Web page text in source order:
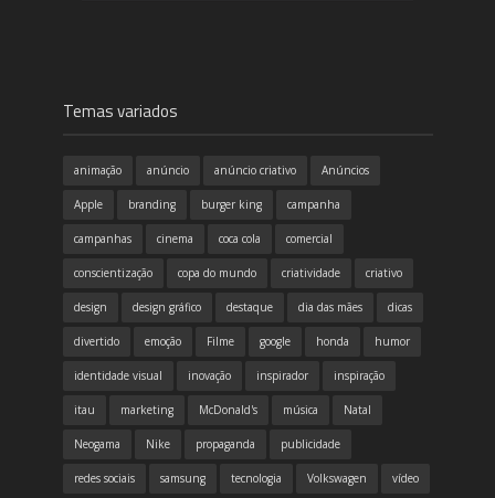
Temas variados
animação anúncio anúncio criativo Anúncios
Apple branding burger king campanha
campanhas cinema coca cola comercial
conscientização copa do mundo criatividade criativo
design design gráfico destaque dia das mães dicas
divertido emoção Filme google honda humor
identidade visual inovação inspirador inspiração
itau marketing McDonald's música Natal
Neogama Nike propaganda publicidade
redes sociais samsung tecnologia Volkswagen vídeo